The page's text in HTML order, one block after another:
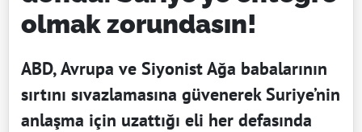
olmak zorundasın!
ABD, Avrupa ve Siyonist Ağa babalarının
sırtını sıvazlamasına güvenerek Suriye’nin
anlaşma için uzattığı eli her defasında